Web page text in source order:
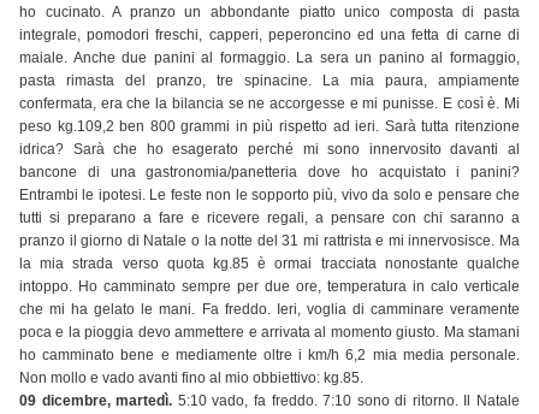
ho cucinato. A pranzo un abbondante piatto unico composta di pasta
integrale, pomodori freschi, capperi, peperoncino ed una fetta di carne di
maiale. Anche due panini al formaggio. La sera un panino al formaggio,
pasta rimasta del pranzo, tre spinacine. La mia paura, ampiamente
confermata, era che la bilancia se ne accorgesse e mi punisse. E così è. Mi
peso kg.109,2 ben 800 grammi in più rispetto ad ieri. Sarà tutta ritenzione
idrica? Sarà che ho esagerato perché mi sono innervosito davanti al
bancone di una gastronomia/panetteria dove ho acquistato i panini?
Entrambi le ipotesi. Le feste non le sopporto più, vivo da solo e pensare che
tutti si preparano a fare e ricevere regali, a pensare con chi saranno a
pranzo il giorno di Natale o la notte del 31 mi rattrista e mi innervosisce. Ma
la mia strada verso quota kg.85 è ormai tracciata nonostante qualche
intoppo. Ho camminato sempre per due ore, temperatura in calo verticale
che mi ha gelato le mani. Fa freddo. Ieri, voglia di camminare veramente
poca e la pioggia devo ammettere e arrivata al momento giusto. Ma stamani
ho camminato bene e mediamente oltre i km/h 6,2 mia media personale.
Non mollo e vado avanti fino al mio obbiettivo: kg.85.
09 dicembre, martedì. 5:10 vado, fa freddo. 7:10 sono di ritorno. Il Natale